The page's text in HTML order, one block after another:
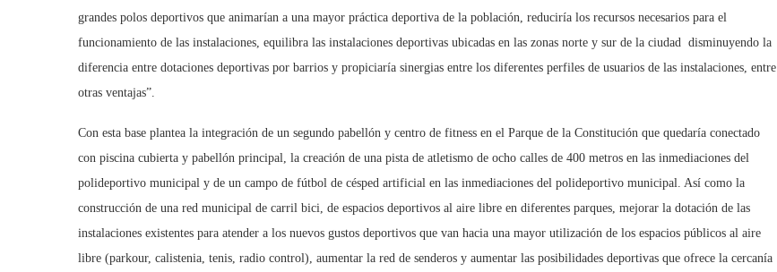
grandes polos deportivos que animarían a una mayor práctica deportiva de la población, reduciría los recursos necesarios para el
funcionamiento de las instalaciones, equilibra las instalaciones deportivas ubicadas en las zonas norte y sur de la ciudad disminuyendo la
diferencia entre dotaciones deportivas por barrios y propiciaría sinergias entre los diferentes perfiles de usuarios de las instalaciones, entre
otras ventajas”.
Con esta base plantea la integración de un segundo pabellón y centro de fitness en el Parque de la Constitución que quedaría conectado
con piscina cubierta y pabellón principal, la creación de una pista de atletismo de ocho calles de 400 metros en las inmediaciones del
polideportivo municipal y de un campo de fútbol de césped artificial en las inmediaciones del polideportivo municipal. Así como la
construcción de una red municipal de carril bici, de espacios deportivos al aire libre en diferentes parques, mejorar la dotación de las
instalaciones existentes para atender a los nuevos gustos deportivos que van hacia una mayor utilización de los espacios públicos al aire
libre (parkour, calistenia, tenis, radio control), aumentar la red de senderos y aumentar las posibilidades deportivas que ofrece la cercanía